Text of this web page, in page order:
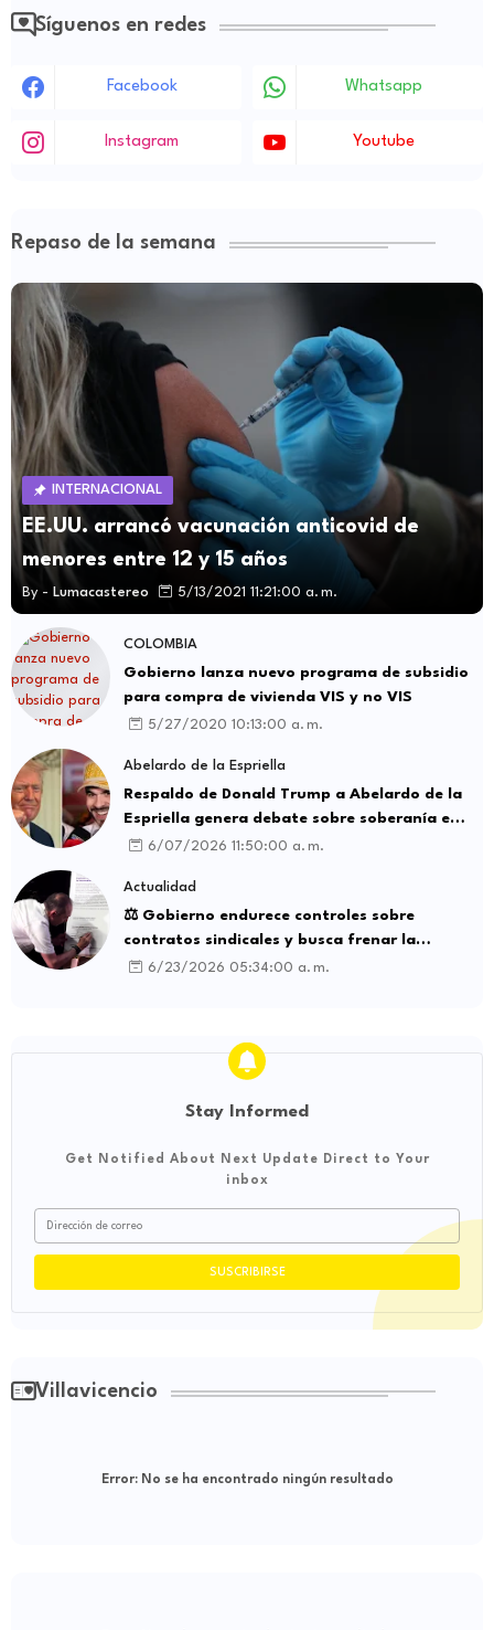
Síguenos en redes
Facebook Whatsapp
Instagram Youtube
Repaso de la semana
INTERNACIONAL
EE.UU. arrancó vacunación anticovid de
menores entre 12 y 15 años
By - Lumacastereo 5/13/2021 11:21:00 a. m.
COLOMBIA
Gobierno lanza nuevo programa de subsidio
para compra de vivienda VIS y no VIS
5/27/2020 10:13:00 a. m.
Abelardo de la Espriella
Respaldo de Donald Trump a Abelardo de la
Espriella genera debate sobre soberanía e
influencia internacional
6/07/2026 11:50:00 a. m.
Actualidad
⚖️ Gobierno endurece controles sobre
contratos sindicales y busca frenar la
intermediación laboral ilegal
6/23/2026 05:34:00 a. m.
Stay Informed
Get Notified About Next Update Direct to Your
inbox
Villavicencio
Error:No se ha encontrado ningún resultado